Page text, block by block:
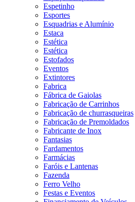
Espetinho
Esportes
Esquadrias e Alumínio
Estaca
Estética
Estética
Estofados
Eventos
Extintores
Fabrica
Fábrica de Gaiolas
Fabricação de Carrinhos
Fabricação de churrasqueiras
Fabricação de Premoldados
Fabricante de Inox
Fantasias
Fardamentos
Farmácias
Faróis e Lantenas
Fazenda
Ferro Velho
Festas e Eventos